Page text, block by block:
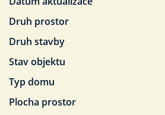
Druh prostor
Druh stavby
Stav objektu
Typ domu
Plocha prostor